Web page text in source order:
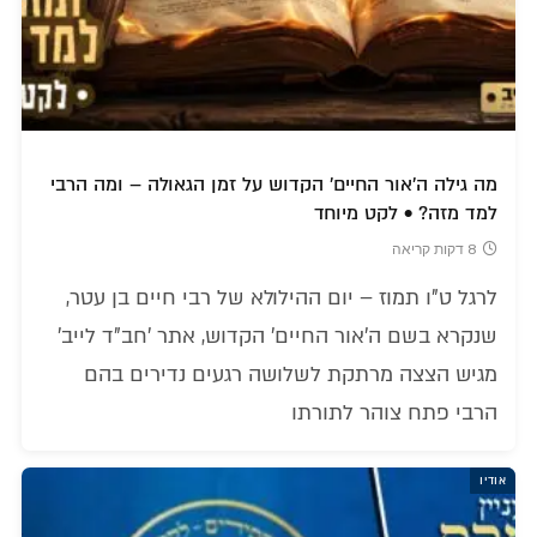
מה גילה ה'אור החיים' הקדוש על זמן הגאולה – ומה הרבי
למד מזה? • לקט מיוחד
8 דקות קריאה
לרגל ט"ו תמוז – יום ההילולא של רבי חיים בן עטר,
שנקרא בשם ה'אור החיים' הקדוש, אתר 'חב"ד לייב'
מגיש הצצה מרתקת לשלושה רגעים נדירים בהם
הרבי פתח צוהר לתורתו
אודיו